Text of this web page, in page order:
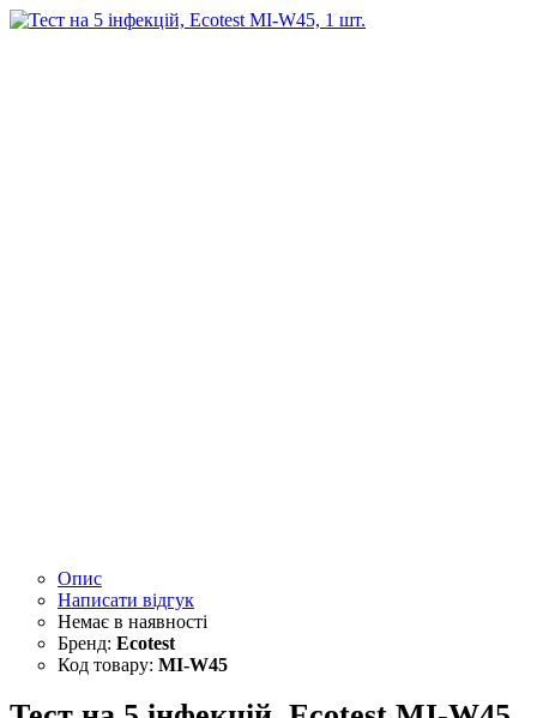
Опис
Написати відгук
Ecotest
MI-W45